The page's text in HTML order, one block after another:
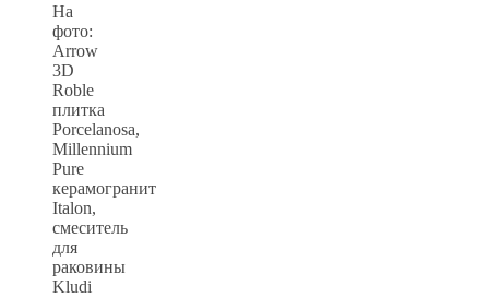
На
фото:
Arrow
3D
Roble
плитка
Porcelanosa,
Millennium
Pure
керамогранит
Italon,
смеситель
для
раковины
Kludi